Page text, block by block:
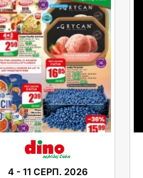
4 -11 СЕРП. 2026